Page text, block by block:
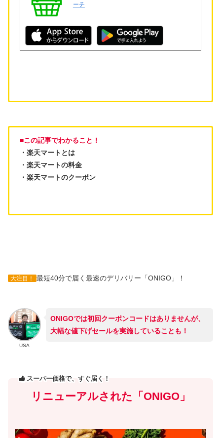
ーチ
■この記事でわかること！
・楽天マートとは
・楽天マートの料金
・楽天マートのクーポン
大注目！ 最短40分で届く最速のデリバリー「ONIGO」！
USA
ONIGOでは初回クーポンコードはありませんが、
大幅な値下げセールを実施していることも！
スーパー価格で、すぐ届く！
リニューアルされた「ONIGO」